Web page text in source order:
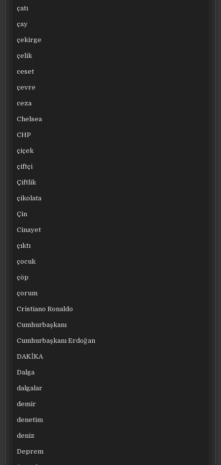
çatı
çay
çekirge
çelik
ceset
çevre
ceza
Chelsea
CHP
çiçek
çiftçi
Çiftlik
çikolata
Çin
Cinayet
çıktı
çocuk
çöp
çorum
Cristiano Ronaldo
Cumhurbaşkanı
Cumhurbaşkanı Erdoğan
DAKİKA
Dalga
dalgalar
demir
denetim
deniz
Deprem